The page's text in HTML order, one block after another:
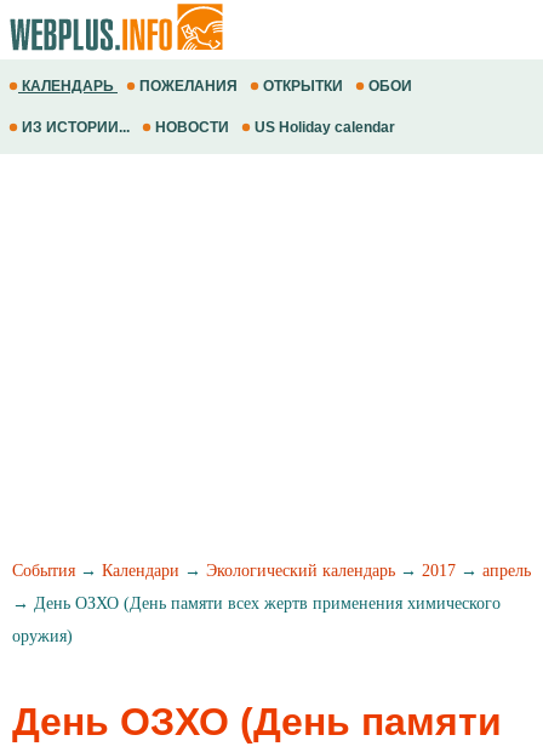
КАЛЕНДАРЬ ПОЖЕЛАНИЯ ОТКРЫТКИ ОБОИ
ИЗ ИСТОРИИ... НОВОСТИ US Holiday calendar
События → Календари → Экологический календарь → 2017 → апрель
→ День ОЗХО (День памяти всех жертв применения химического
оружия)
День ОЗХО (День памяти